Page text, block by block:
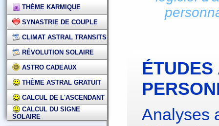
THÈME KARMIQUE
SYNASTRIE DE COUPLE
CLIMAT ASTRAL TRANSITS
RÉVOLUTION SOLAIRE
ASTRO CADEAUX
THÈME ASTRAL GRATUIT
CALCUL DE L'ASCENDANT
CALCUL DU SIGNE
SOLAIRE
Analyses